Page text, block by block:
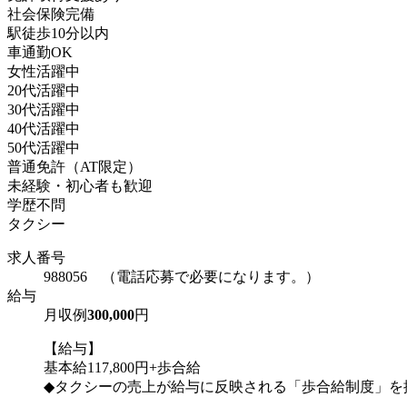
社会保険完備
駅徒歩10分以内
車通勤OK
女性活躍中
20代活躍中
30代活躍中
40代活躍中
50代活躍中
普通免許（AT限定）
未経験・初心者も歓迎
学歴不問
タクシー
求人番号
988056 （電話応募で必要になります。）
給与
月収例300,000円
【給与】
基本給117,800円+歩合給
◆タクシーの売上が給与に反映される「歩合給制度」を